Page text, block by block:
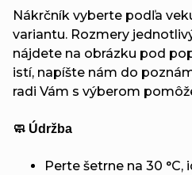
Nákrčník vyberte podľa
variantu. Rozmery
nájdete na obrázku pod
istí, napíšte nám do
radi Vám s výberom
🧼 Údržba
Perte šetrne na 30 °C,